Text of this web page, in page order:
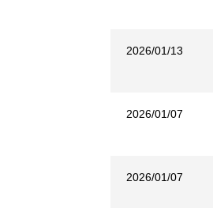
2026/01/13
2026/01/07
2026/01/07